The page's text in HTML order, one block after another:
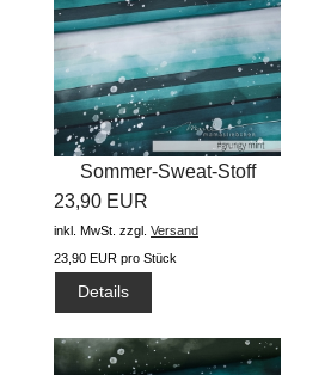
Sommer-Sweat-Stoff
"prisma flow...
23,90 EUR
inkl. MwSt. zzgl. Versand
23,90 EUR pro Stück
Details